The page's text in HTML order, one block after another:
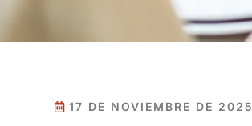
17 DE NOVIEMBRE DE 2025